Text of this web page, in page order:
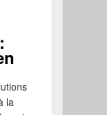
la